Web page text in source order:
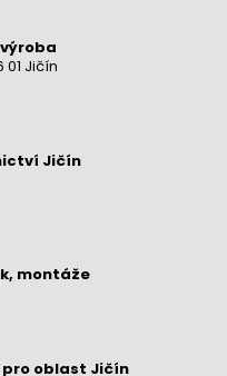
Jičín
Jičín
montáže
oblast Jičín